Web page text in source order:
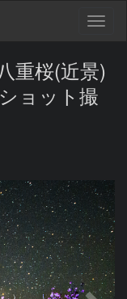
重桜(近景)
ョット撮